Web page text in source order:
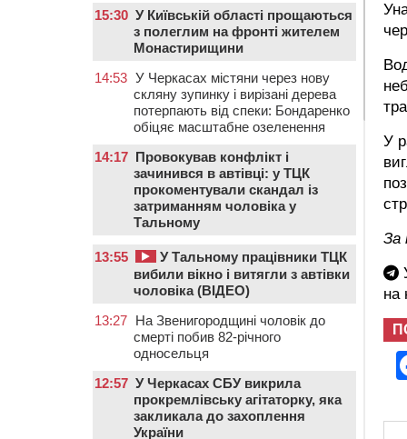
У
За
на
15:30 У Київській області прощаються
з полеглим на фронті жителем
Монастирищини
14:53 У Черкасах містяни через нову
скляну зупинку і вирізані дерева
потерпають від спеки: Бондаренко
обіцяє масштабне озеленення
14:17 Провокував конфлікт і
зачинився в автівці: у ТЦК
прокоментували скандал із
затриманням чоловіка у
Тальному
13:55
У Тальному працівники ТЦК
вибили вікно і витягли з автівки
чоловіка (ВІДЕО)
13:27 На Звенигородщині чоловік до
смерті побив 82-річного
односельця
12:57 У Черкасах СБУ викрила
прокремлівську агітаторку, яка
закликала до захоплення
України